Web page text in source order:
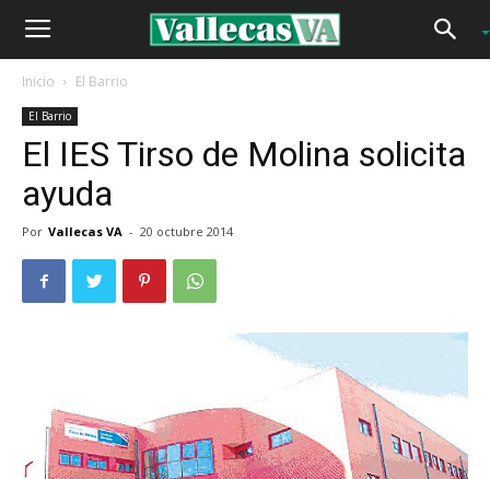
Inicio El Barrio
El Barrio
El IES Tirso de Molina solicita
ayuda
Por Vallecas VA - 20 octubre 2014